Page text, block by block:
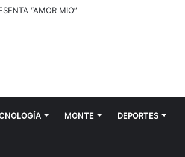
“AMOR MIO”
MONTE DEPORTES